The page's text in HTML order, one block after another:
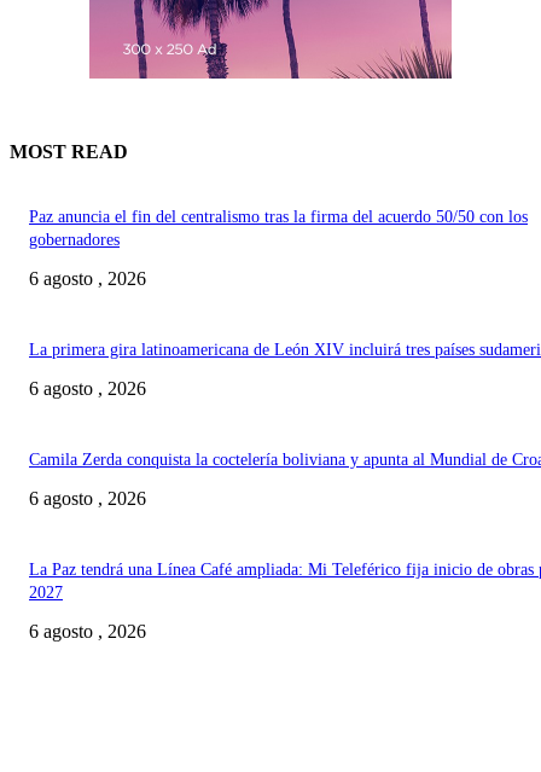
MOST READ
Paz anuncia el fin del centralismo tras la firma del acuerdo 50/50 con los
gobernadores
6 agosto , 2026
La primera gira latinoamericana de León XIV incluirá tres países
6 agosto , 2026
Camila Zerda conquista la coctelería boliviana y apunta al Mundial de
6 agosto , 2026
La Paz tendrá una Línea Café ampliada: Mi Teleférico fija inicio de obras
2027
6 agosto , 2026